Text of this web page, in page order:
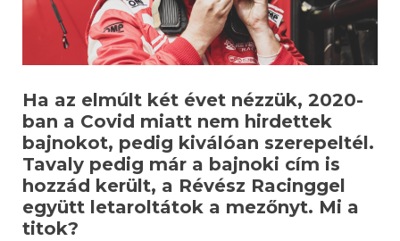
Ha az elmúlt két évet nézzük, 2020-
ban a Covid miatt nem hirdettek
bajnokot, pedig kiválóan szerepeltél.
Tavaly pedig már a bajnoki cím is
hozzád került, a Révész Racinggel
együtt letaroltátok a mezőnyt. Mi a
titok?